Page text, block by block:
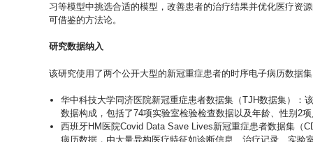
习等模型中挑选合适的模型，改善患者的治疗结果并优化医疗资
可借鉴的方法论。
研究数据纳入
该研究使用了两个公开大型的新冠重症患者的时序电子病历数据
华中科技大学同济医院新冠重症患者数据集（TJH数据集）：
数据构成，包括了74项实验室检验检查数据以及年龄、性别2
西班牙HM医院Covid Data Save Lives新冠重症患者数据集（
病历数据，由大量异构医疗特征如诊断信息、治疗记录、实验